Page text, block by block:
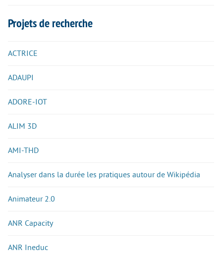
Projets de recherche
ACTRICE
ADAUPI
ADORE-IOT
ALIM 3D
AMI-THD
Analyser dans la durée les pratiques autour de Wikipédia
Animateur 2.0
ANR Capacity
ANR Ineduc